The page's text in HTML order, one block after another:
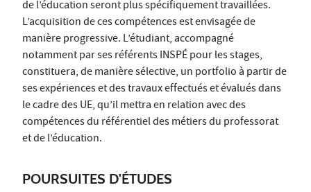
de l’éducation seront plus spécifiquement travaillées.
L’acquisition de ces compétences est envisagée de
manière progressive. L’étudiant, accompagné
notamment par ses référents INSPÉ pour les stages,
constituera, de manière sélective, un portfolio à partir de
ses expériences et des travaux effectués et évalués dans
le cadre des UE, qu’il mettra en relation avec des
compétences du référentiel des métiers du professorat
et de l’éducation.
POURSUITES D'ÉTUDES